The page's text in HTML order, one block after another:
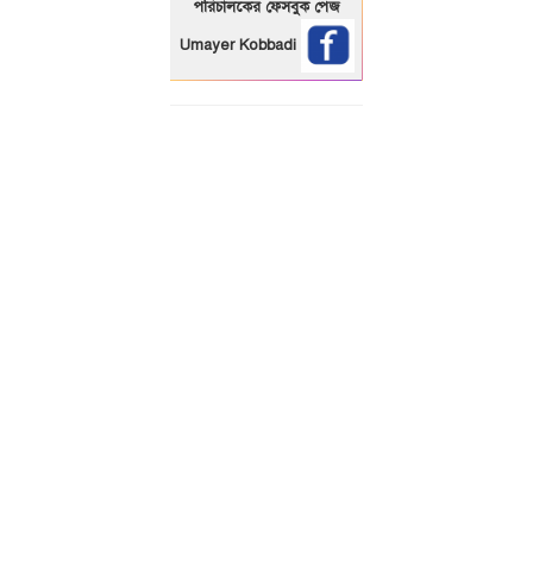
পরিচালকের ফেসবুক পেজ
Umayer Kobbadi